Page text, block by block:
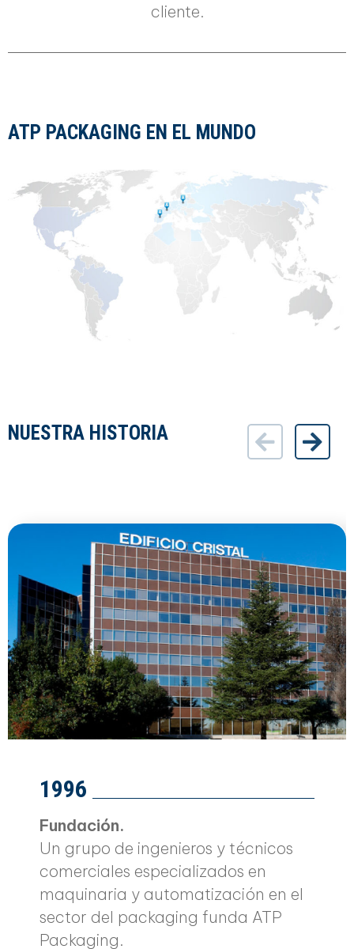
cliente.
ATP PACKAGING EN EL MUNDO
NUESTRA HISTORIA
1996
Fundación.
Un grupo de ingenieros y técnicos
comerciales especializados en
maquinaria y automatización en el
sector del packaging funda ATP
Packaging.